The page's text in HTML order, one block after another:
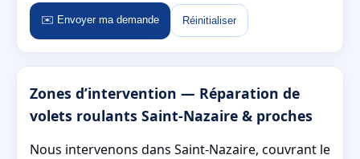
✉️ Envoyer ma demande Réinitialiser
Zones d’intervention — Réparation de
volets roulants Saint-Nazaire & proches
Nous intervenons dans Saint-Nazaire, couvrant le